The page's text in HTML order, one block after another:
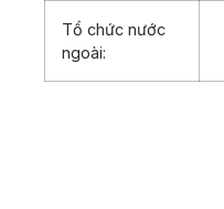
Tổ chức nước
ngoài: